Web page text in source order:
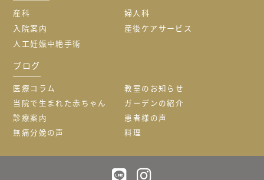
産科
婦人科
入院案内
産後ケアサービス
人工妊娠中絶手術
ブログ
医療コラム
教室のお知らせ
当院で生まれた赤ちゃん
ガーデンの紹介
診療案内
患者様の声
無痛分娩の声
料理